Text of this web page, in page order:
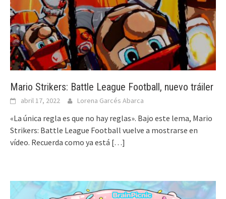
Mario Strikers: Battle League Football, nuevo tráiler
abril 17, 2022 Lorena Garcés Abarca
«La única regla es que no hay reglas». Bajo este lema, Mario
Strikers: Battle League Football vuelve a mostrarse en
vídeo. Recuerda como ya está […]